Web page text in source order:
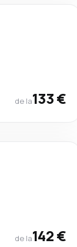
de la133 €
de la142 €